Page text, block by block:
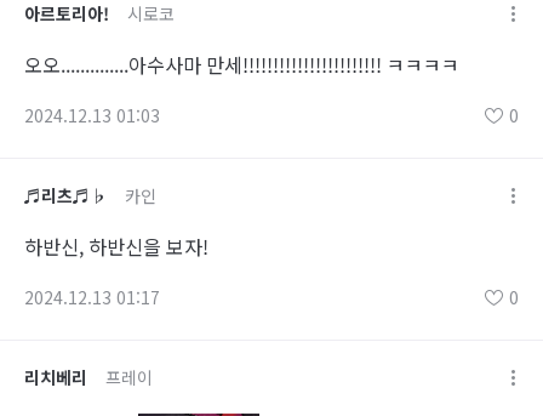
아르토리아! 시로코
오오..............아수사마 만세!!!!!!!!!!!!!!!!!!!!!!! ㅋㅋㅋㅋ
2024.12.13 01:03 0
♬리츠♬♭ 카인
하반신, 하반신을 보자!
2024.12.13 01:17 0
리치베리 프레이